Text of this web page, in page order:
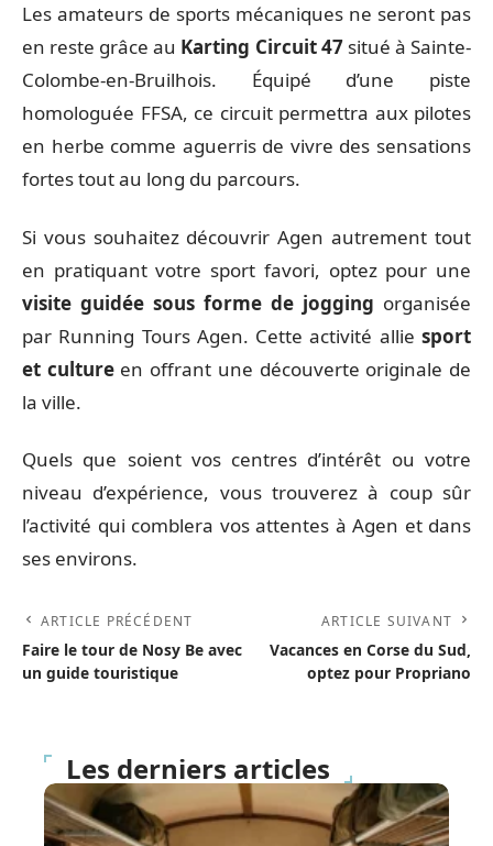
Les amateurs de sports mécaniques ne seront pas
en reste grâce au Karting Circuit 47situé à Sainte-
Colombe-en-Bruilhois. Équipé d’une piste
homologuée FFSA, ce circuit permettra aux pilotes
en herbe comme aguerris de vivre des sensations
fortes tout au long du parcours.
Si vous souhaitez découvrir Agen autrement tout
en pratiquant votre sport favori, optez pour une
visite guidée sous forme de jogging organisée
par Running Tours Agen. Cette activité allie sport
et cultureen offrant une découverte originale de
la ville.
Quels que soient vos centres d’intérêt ou votre
niveau d’expérience, vous trouverez à coup sûr
l’activité qui comblera vos attentes à Agen et dans
ses environs.
ARTICLE PRÉCÉDENT
Faire le tour de Nosy Be avec
un guide touristique
ARTICLE SUIVANT
Vacances en Corse du Sud,
optez pour Propriano
Les derniers articles